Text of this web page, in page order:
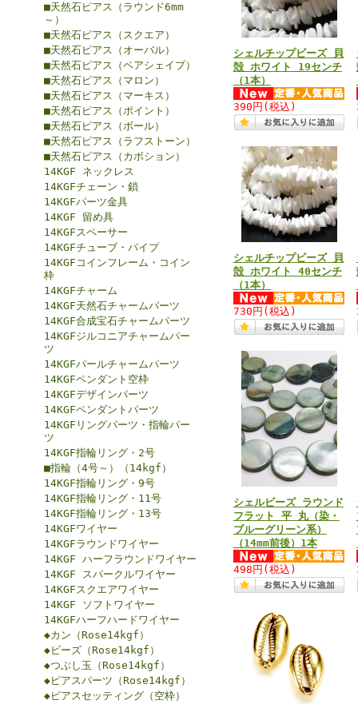
■天然石ピアス（ラウンド6mm
～）
■天然石ピアス（スクエア）
■天然石ピアス（オーバル）
■天然石ピアス（ペアシェイプ）
■天然石ピアス（マロン）
■天然石ピアス（マーキス）
■天然石ピアス（ポイント）
■天然石ピアス（ボール）
■天然石ピアス（ラフストーン）
■天然石ピアス（カボション）
14KGF ネックレス
14KGFチェーン・鎖
14KGFパーツ金具
14KGF 留め具
14KGFスペーサー
14KGFチューブ・パイプ
14KGFコインフレーム・コイン
枠
14KGFチャーム
14KGF天然石チャームパーツ
14KGF合成宝石チャームパーツ
14KGFジルコニアチャームパー
ツ
14KGFパールチャームパーツ
14KGFペンダント空枠
14KGFデザインパーツ
14KGFペンダントパーツ
14KGFリングパーツ・指輪パー
ツ
14KGF指輪リング・2号
■指輪（4号～）（14kgf）
14KGF指輪リング・9号
14KGF指輪リング・11号
14KGF指輪リング・13号
14KGFワイヤー
14KGFラウンドワイヤー
14KGF ハーフラウンドワイヤー
14KGF スパークルワイヤー
14KGFスクエアワイヤー
14KGF ソフトワイヤー
14KGFハーフハードワイヤー
◆カン（Rose14kgf）
◆ビーズ（Rose14kgf）
◆つぶし玉（Rose14kgf）
◆ピアスパーツ（Rose14kgf）
◆ピアスセッティング（空枠）
シェルチップビーズ 貝
殻 ホワイト 19センチ
（1本）
390円 (税込)
シェルチップビーズ 貝
殻 ホワイト 40センチ
（1本）
730円 (税込)
シェルビーズ ラウンド
フラット 平 丸（染・
ブルーグリーン系）
（14mm前後）1本
498円 (税込)